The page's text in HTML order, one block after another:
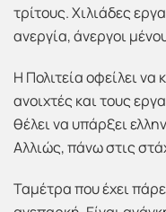
τρίτους. Χιλιάδες
ανεργία, άνεργοι
Η Πολιτεία οφείλει να
ανοιχτές και τους
θέλει να υπάρξει
Αλλιώς, πάνω στις
Ταμέτρα που έχει